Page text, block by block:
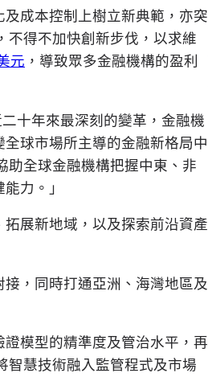
成本控制上樹立新典範，亦突
不得不加快創新步伐，以求維
元 ，導致眾多金融機構的盈利
十年來最深刻的變革，金融機
球市場所主導的金融新格局中
助全球金融機構把握中東、非
力。」
展新地域，以及探索前沿資產
，同時打通亞洲、海灣地區及
模型的精準度及管治水平，再
智慧技術融入監管程式及市場